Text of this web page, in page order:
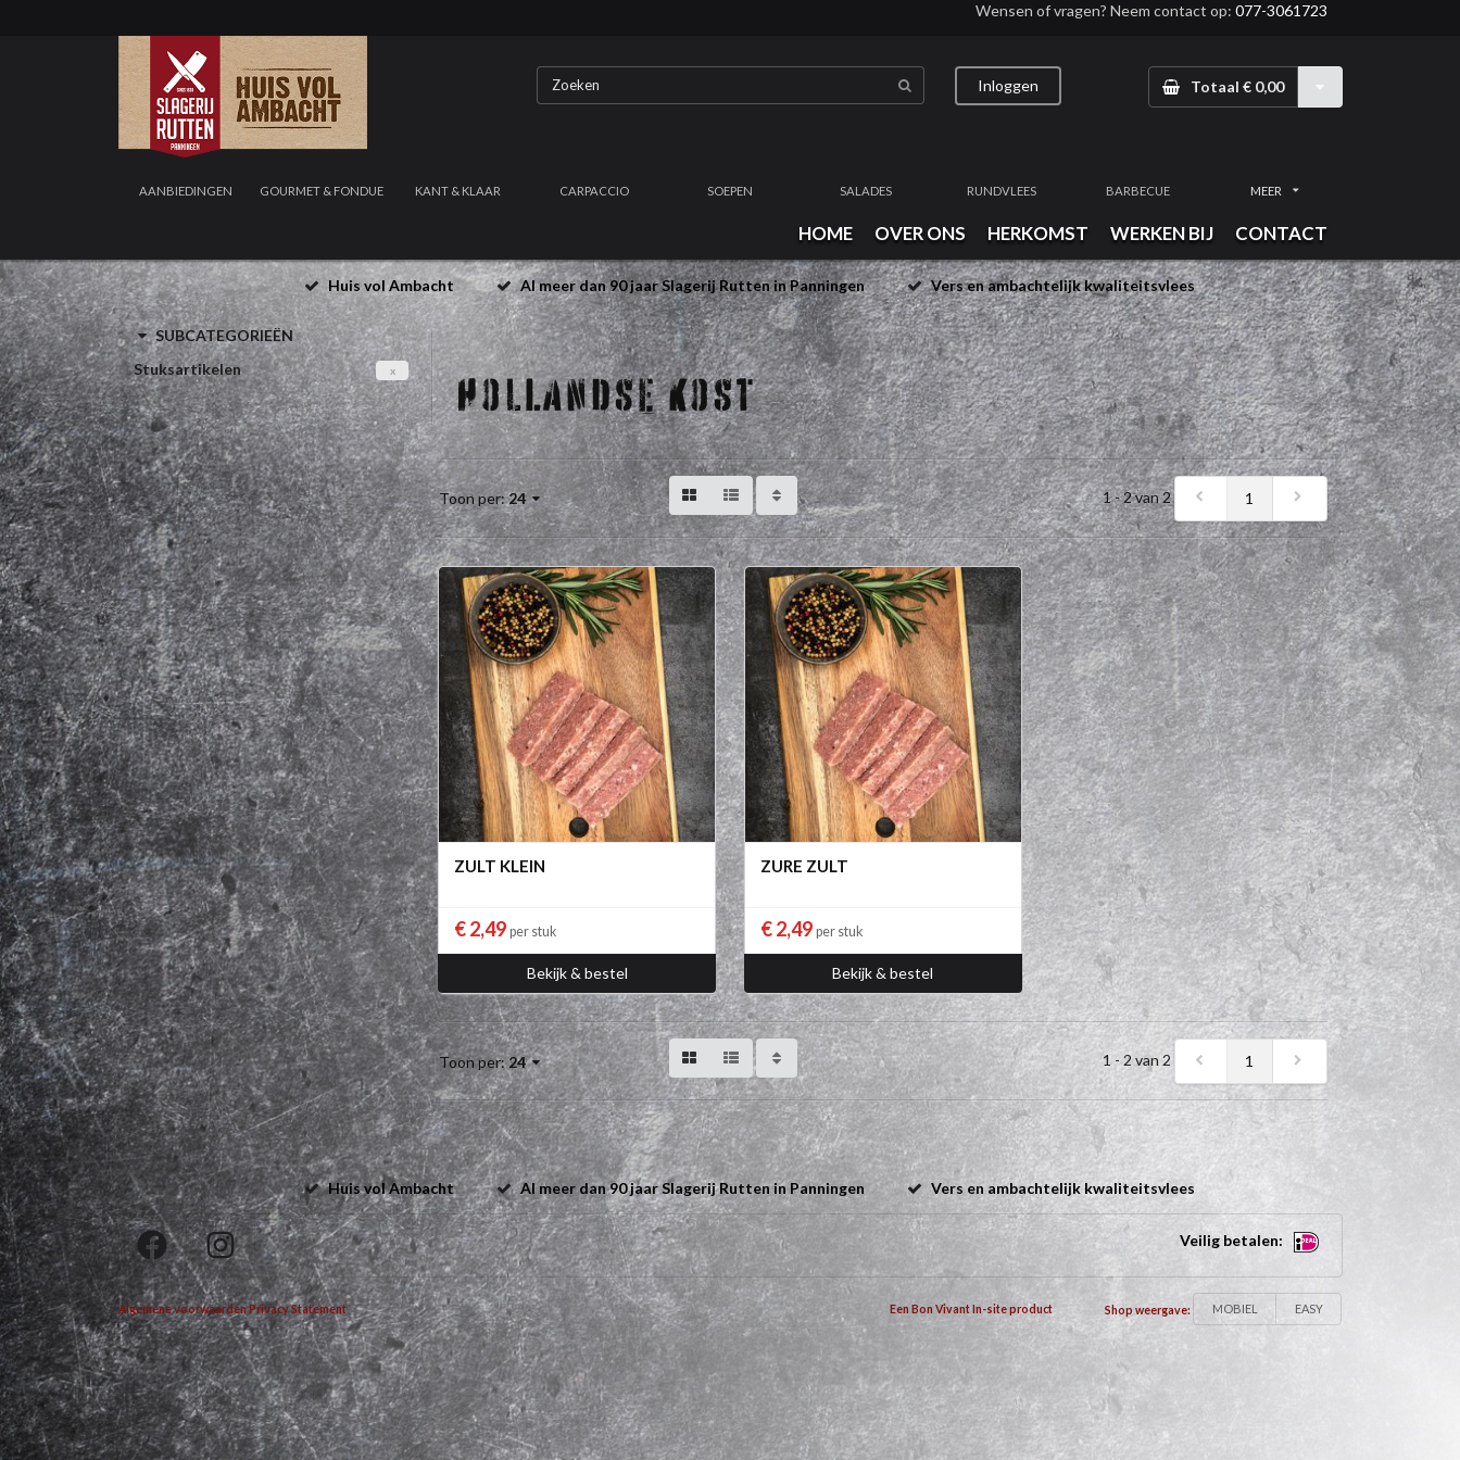
Wensen of vragen? Neem contact op: 077-3061723
Inloggen Totaal € 0,00
AANBIEDINGEN GOURMET & FONDUE KANT & KLAAR CARPACCIO SOEPEN SALADES RUNDVLEES BARBECUE MEER
HOME OVER ONS HERKOMST WERKEN BIJ CONTACT
Huis vol Ambacht Al meer dan 90 jaar Slagerij Rutten in Panningen Vers en ambachtelijk kwaliteitsvlees
SUBCATEGORIEËN
Stuksartikelen
x HOLLANDSE KOST
Toon per:24 1 - 2 van 2 1
ZULT KLEIN
€ 2,49per stuk
Bekijk & bestel
ZURE ZULT
€ 2,49 per stuk
Bekijk & bestel
Toon per:24 1 - 2 van 2 1
Huis vol Ambacht Al meer dan 90 jaar Slagerij Rutten in Panningen Vers en ambachtelijk kwaliteitsvlees
Veilig betalen:
Algemene voorwaarden Privacy Statement Een Bon Vivant In-site product Shop weergave: MOBIEL EASY